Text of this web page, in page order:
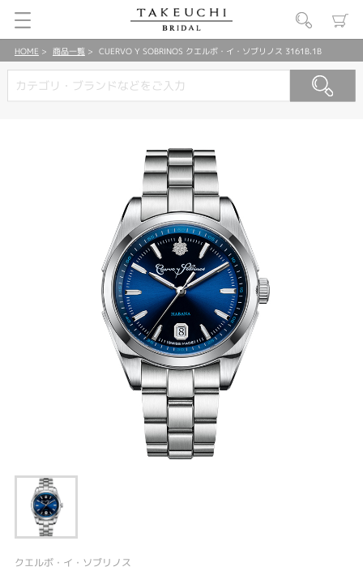
HOME 商品一覧 CUERVO Y SOBRINOS クエルボ・イ・ソブリノス 3161B.1B
クエルボ・イ・ソブリノス